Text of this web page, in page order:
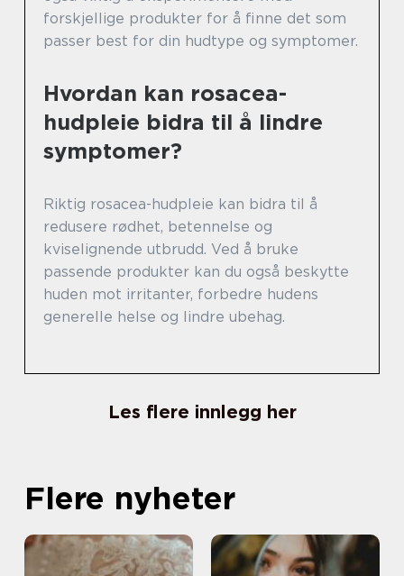
forskjellige produkter for å finne det som
passer best for din hudtype og symptomer.
Hvordan kan rosacea-
hudpleie bidra til å lindre
symptomer?
Riktig rosacea-hudpleie kan bidra til å
redusere rødhet, betennelse og
kviselignende utbrudd. Ved å bruke
passende produkter kan du også beskytte
huden mot irritanter, forbedre hudens
generelle helse og lindre ubehag.
Les flere innlegg her
Flere nyheter